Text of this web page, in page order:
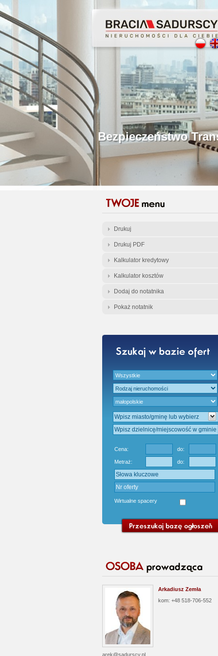
Profesjonalne
Bezpieczeństwo
Licencjonowani
Gwarancja
Gratis -
Drukuj
Drukuj PDF
Kalkulator kredytowy
Kalkulator kosztów
Dodaj do notatnika
Pokaż notatnik
Cena: do:
Metraż: do:
Wirtualne spacery
Arkadiusz Zemła
kom: +48 518-706-552
arek@sadurscy.pl